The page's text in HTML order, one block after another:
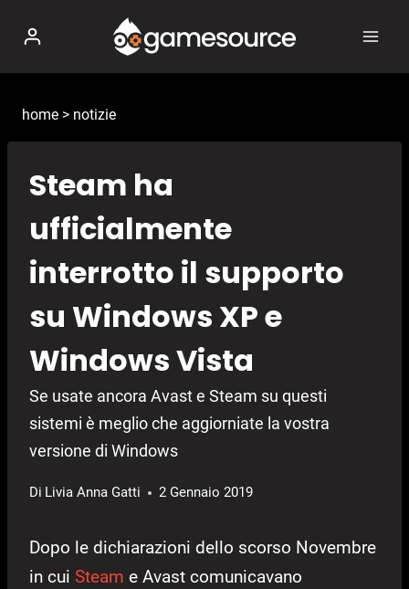
contenuto
home > notizie
Steam ha
ufficialmente
interrotto il supporto
su Windows XP e
Windows Vista
Se usate ancora Avast e Steam su questi
sistemi è meglio che aggiorniate la vostra
versione di Windows
Di Livia Anna Gatti 2 Gennaio 2019
Dopo le dichiarazioni dello scorso Novembre
in cui Steam e Avast comunicavano